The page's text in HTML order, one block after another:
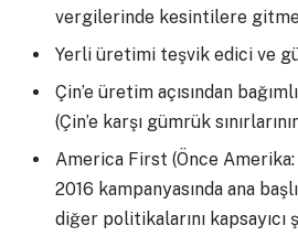
vergilerinde kesintilere
Yerli üretimi teşvik edici ve
Çin’e üretim açısından
(Çin’e karşı gümrük
America First (Önce Amerika:
2016 kampanyasında ana
diğer politikalarını